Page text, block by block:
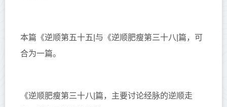
本篇《逆顺第五十五|与《逆顺肥瘦第三十八|篇，可
合为一篇。
《逆顺肥瘦第三十八|篇，主要讨论经脉的逆顺走